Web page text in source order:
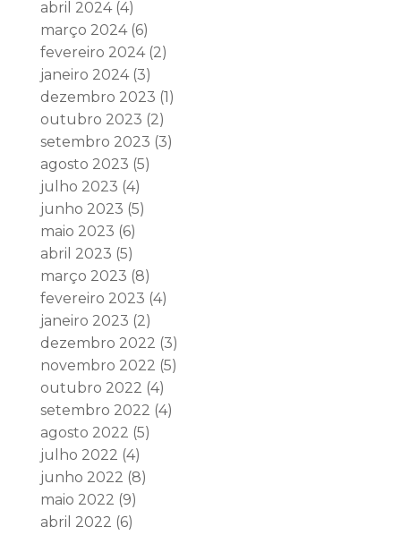
abril 2024(4)
março 2024(6)
fevereiro 2024(2)
janeiro 2024(3)
dezembro 2023 (1)
outubro 2023 (2)
setembro 2023 (3)
agosto 2023 (5)
julho 2023 (4)
junho 2023 (5)
maio 2023 (6)
abril 2023 (5)
março 2023 (8)
fevereiro 2023 (4)
janeiro 2023 (2)
dezembro 2022 (3)
novembro 2022 (5)
outubro 2022 (4)
setembro 2022 (4)
agosto 2022 (5)
julho 2022 (4)
junho 2022 (8)
maio 2022 (9)
abril 2022 (6)